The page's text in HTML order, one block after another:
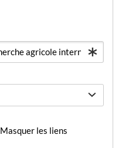
Masquer les liens